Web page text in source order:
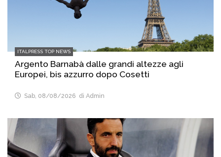
ITALPRESS TOP NEWS
Argento Barnabà dalle grandi altezze agli
Europei, bis azzurro dopo Cosetti
Sab, 08/08/2026 di Admin